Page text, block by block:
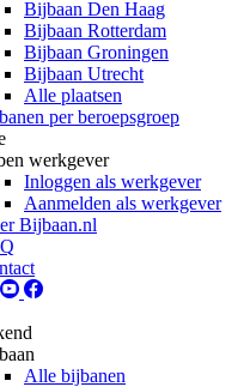
Bijbaan Den Haag
Bijbaan Rotterdam
Bijbaan Groningen
Bijbaan Utrecht
Alle plaatsen
per beroepsgroep
werkgever
Inloggen als werkgever
Aanmelden als werkgever
Bijbaan.nl
Alle bijbanen